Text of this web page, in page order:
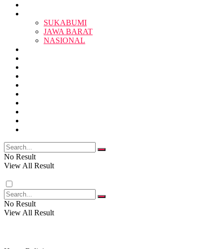
SUKABUMI
PENDIDIKAN
SOSOK
SUKABUMI
JAWA BARAT
NASIONAL
No Result
View All Result
No Result
View All Result